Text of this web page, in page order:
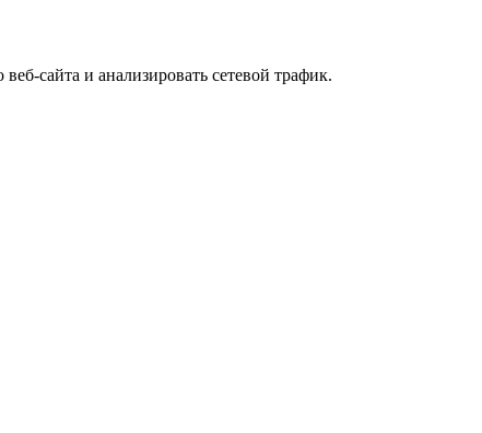
сайта и анализировать сетевой трафик.